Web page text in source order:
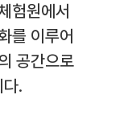
험원에서
를 이루어
공간으로
.